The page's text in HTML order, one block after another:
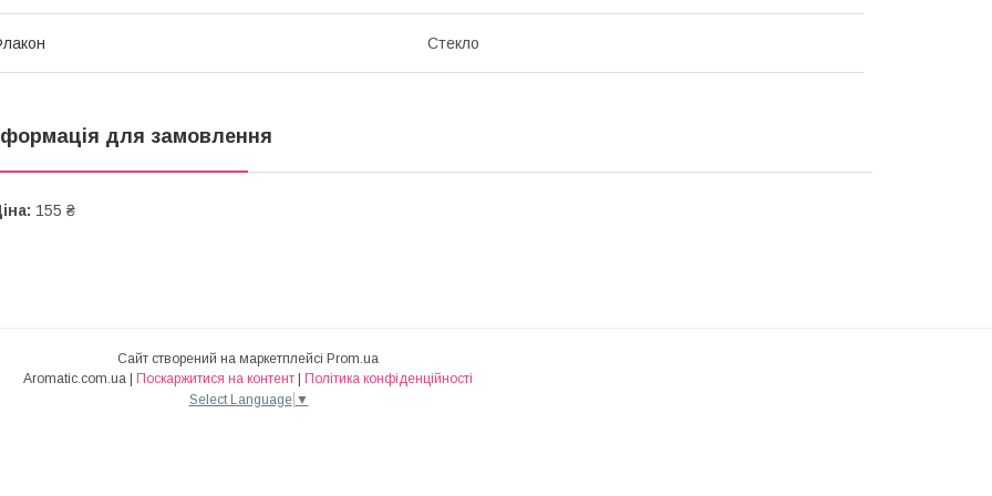
Стекло
для замовлення
155 ₴
Сайт створений на маркетплейсі Prom.ua
Aromatic.com.ua | Поскаржитися на контент | Політика конфіденційності
Select Language ▼